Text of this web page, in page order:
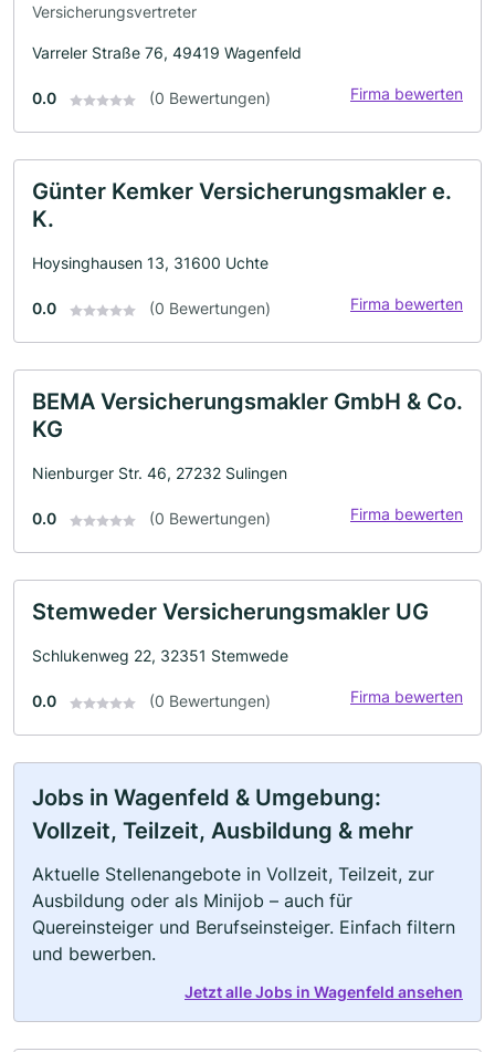
Versicherungsvertreter
Varreler Straße 76, 49419 Wagenfeld
0.0 (0 Bewertungen) Firma bewerten
Günter Kemker Versicherungsmakler e.
K.
Hoysinghausen 13, 31600 Uchte
0.0 (0 Bewertungen) Firma bewerten
BEMA Versicherungsmakler GmbH & Co.
KG
Nienburger Str. 46, 27232 Sulingen
0.0 (0 Bewertungen) Firma bewerten
Stemweder Versicherungsmakler UG
Schlukenweg 22, 32351 Stemwede
0.0 (0 Bewertungen) Firma bewerten
Jobs in Wagenfeld & Umgebung:
Vollzeit, Teilzeit, Ausbildung & mehr
Aktuelle Stellenangebote in Vollzeit, Teilzeit, zur
Ausbildung oder als Minijob – auch für
Quereinsteiger und Berufseinsteiger. Einfach filtern
und bewerben.
Jetzt alle Jobs in Wagenfeld ansehen